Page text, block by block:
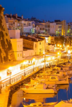
Alojamientos
Casas con
Consejos para
Ideas de viajes
Curiosidades